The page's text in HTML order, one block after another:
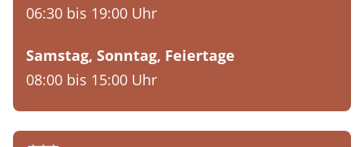
06:30 bis 19:00 Uhr
Samstag, Sonntag, Feiertage
08:00 bis 15:00 Uhr